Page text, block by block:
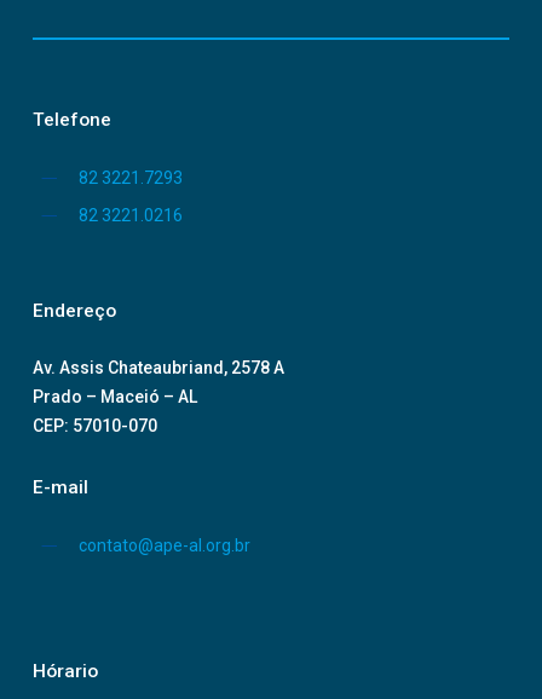
Telefone
82 3221.7293
82 3221.0216
Endereço
Av. Assis Chateaubriand, 2578 A
Prado – Maceió – AL
CEP: 57010-070
E-mail
contato@ape-al.org.br
Hórario